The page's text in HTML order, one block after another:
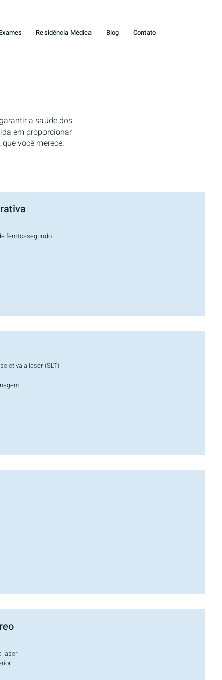
Residência Médica Blog Contato
a saúde dos
em proporcionar
você merece.
femtossegundo
a laser (SLT)
laser